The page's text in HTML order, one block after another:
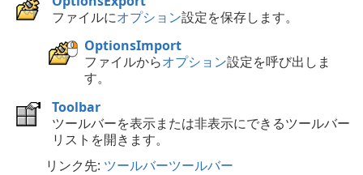
ファイルにオプション設定を保存します。
OptionsImport
ファイルからオプション設定を呼び出しま
す。
Toolbar
ツールバーを表示または非表示にできるツールバー
リストを開きます。
リンク先: ツールバーツールバー